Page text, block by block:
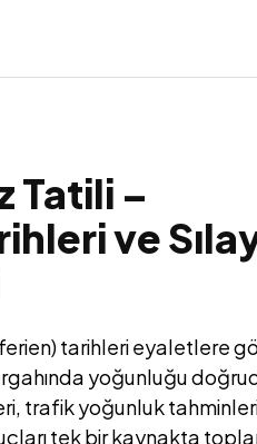
Tatili –
ve
tarihleri eyaletlere
yoğunluğu
trafik yoğunluk
tek bir kaynakta